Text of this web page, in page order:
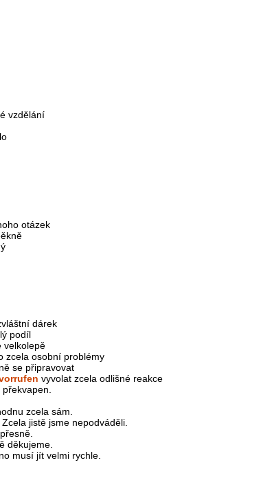
vzdělání
otázek
dárek
podíl
velkolepě
zcela osobní problémy
se připravovat
vyvolat zcela odlišné reakce
zcela sám.
Zcela jistě jsme nepodváděli.
děkujeme.
musí jít velmi rychle.